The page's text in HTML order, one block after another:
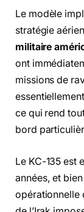
Le modèle
stratégie
militaire
ont
missions de
ce qui rend
bord
Le KC-135 est
années, et
opérationnelle